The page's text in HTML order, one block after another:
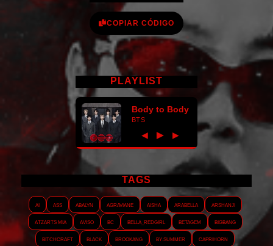
COPIAR CÓDIGO
PLAYLIST
Body to Body
BTS
◀ ► ▶
TAGS
AI ASS Abalyn Agraviane Aisha Arabella
Arshanji
Atzarts Mia
Aviso BC Bella_RedGirl Betagem
Bigbang
Bitchcraft
Black Brookang By.summer Caprihorn